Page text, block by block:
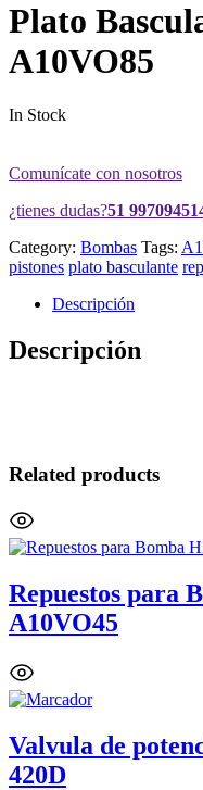
Plato
A10VO85
In Stock
Comunícate con nosotros
¿tienes dudas?51
Category: Bombas Tags:
pistones plato basculante
Descripción
Descripción
Related products
Repuestos para
A10VO45
Valvula de
420D